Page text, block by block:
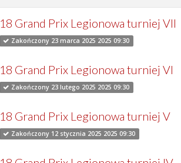
18 Grand Prix Legionowa turniej VII
Zakończony 23 marca 2025 2025 09:30
18 Grand Prix Legionowa turniej VI
Zakończony 23 lutego 2025 2025 09:30
18 Grand Prix Legionowa turniej V
Zakończony 12 stycznia 2025 2025 09:30